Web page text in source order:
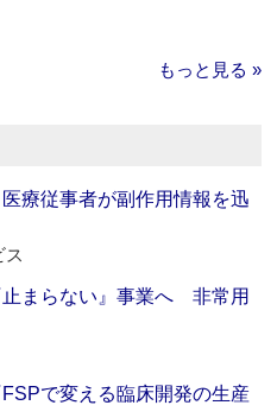
もっと見る »
療従事者が副作用情報を迅
ス
止まらない』事業へ 非常用
で変える臨床開発の生産